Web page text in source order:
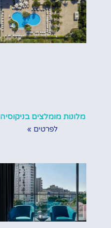
מלונות מומלצים בניקוסיה
לפרטים »